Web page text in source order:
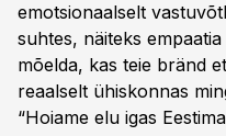
emotsionaalselt
suhtes, näiteks
mõelda, kas teie bränd
reaalselt ühiskonnas
“Hoiame elu igas